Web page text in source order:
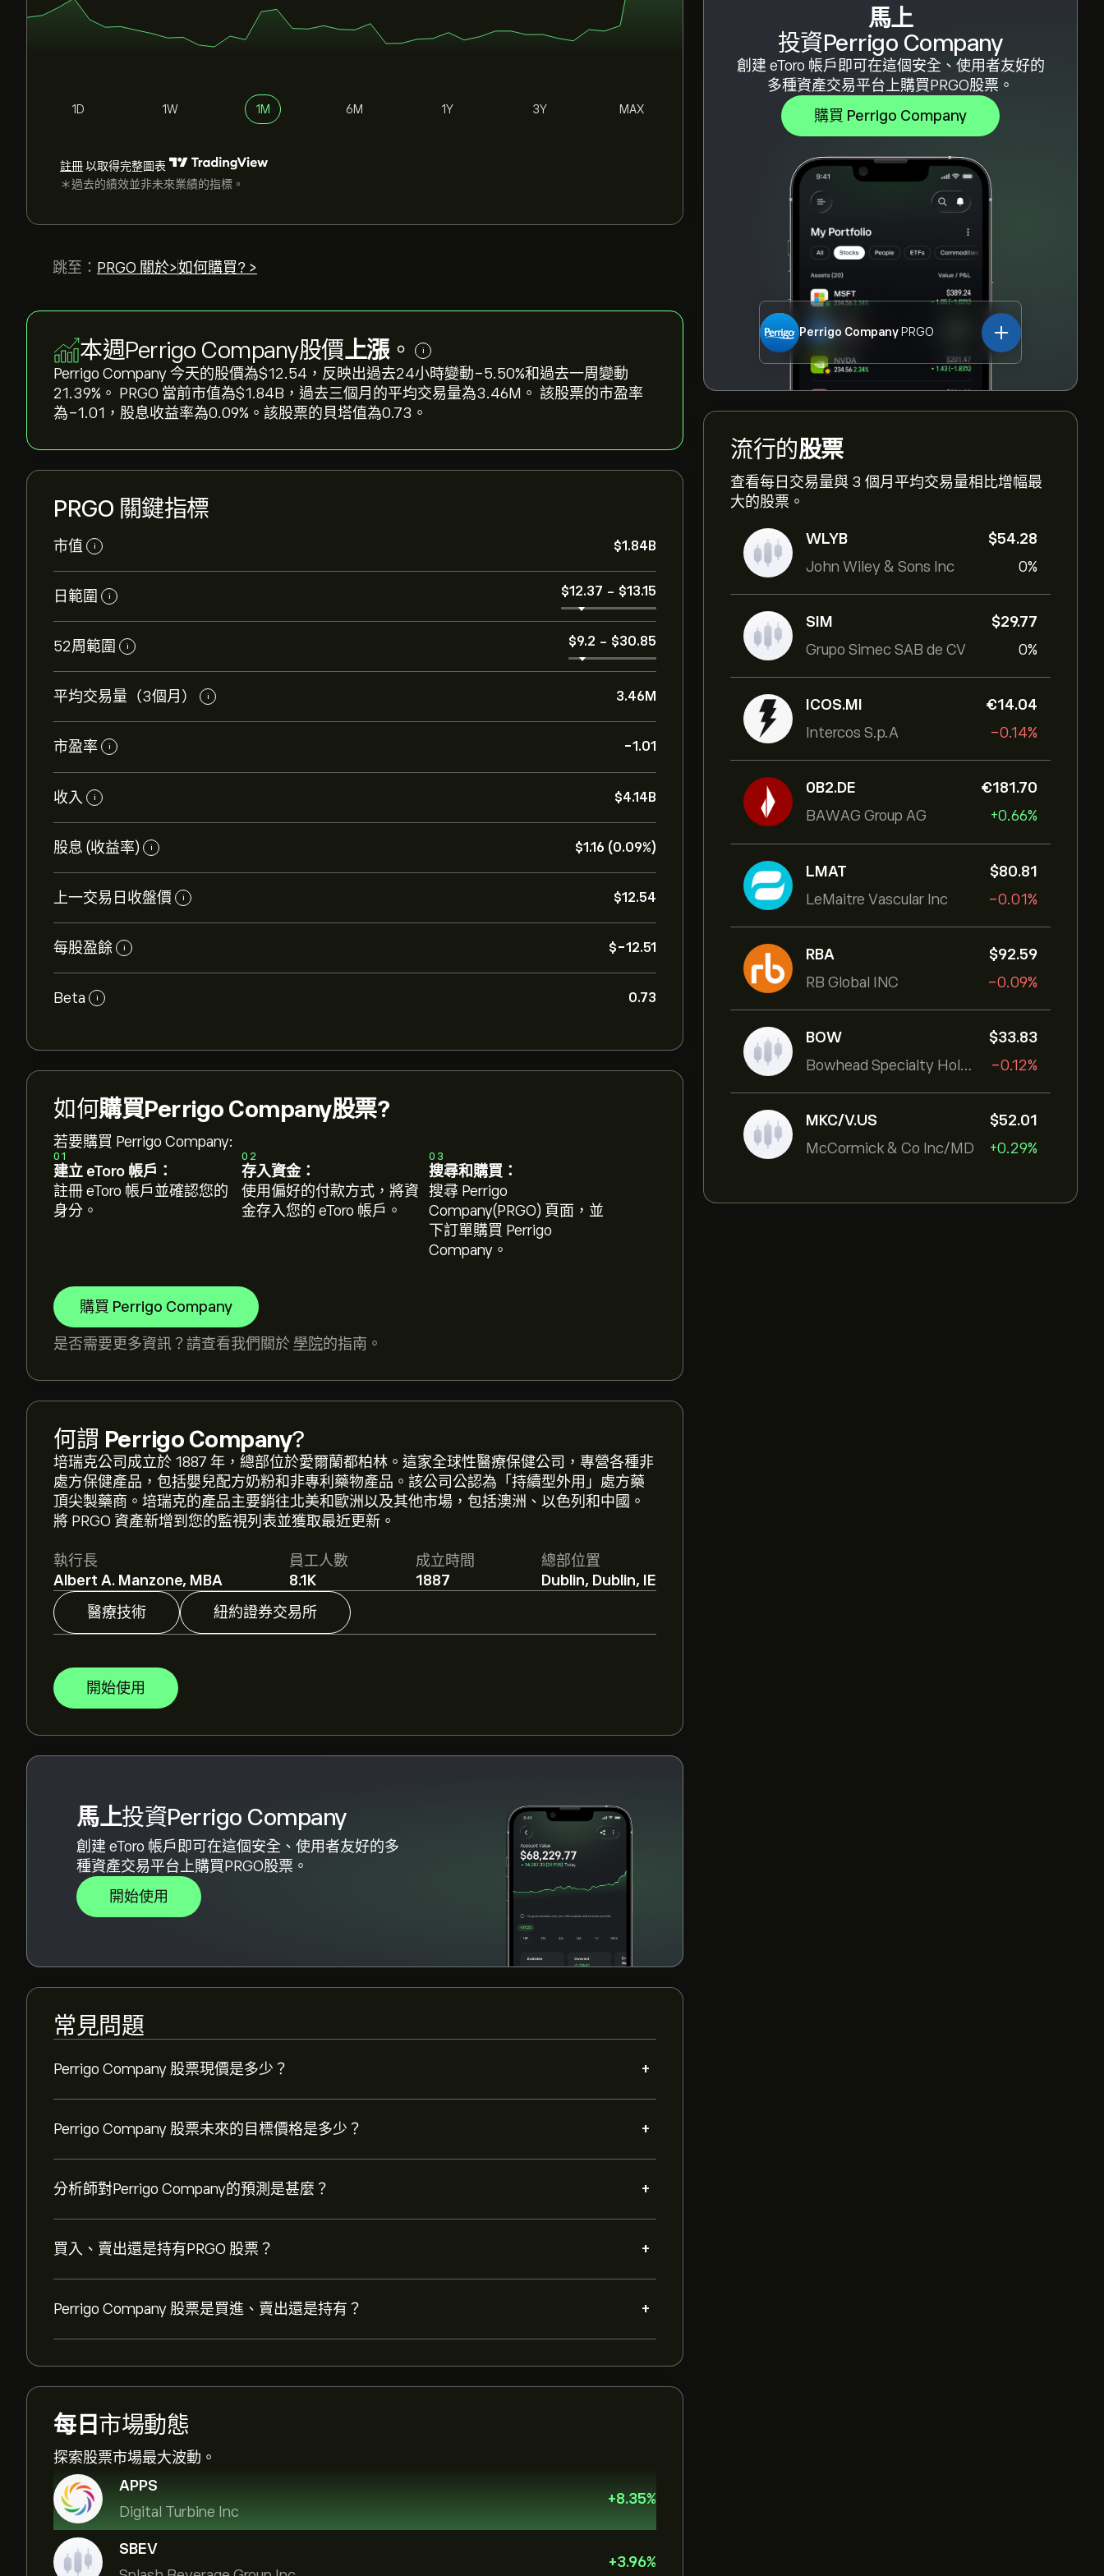
馬上
投資Perrigo Company
創建 eToro 帳戶即可在這個安全、使用者友好的
多種資產交易平台上購買PRGO股票。
購買 Perrigo Company
Perrigo Company PRGO
流行的股票
查看每日交易量與 3 個月平均交易量相比增幅最
大的股票。
WLYB
John Wiley & Sons Inc
‎$‎54.28
0%
SIM
Grupo Simec SAB de CV
‎$‎29.77
0%
ICOS.MI
Intercos S.p.A
‎€‎14.04
-0.14%
0B2.DE
BAWAG Group AG
‎€‎181.70
+0.66%
LMAT
LeMaitre Vascular Inc
‎$‎80.81
-0.01%
RBA
RB Global INC
‎$‎92.59
-0.09%
BOW
Bowhead Specialty Holdings Inc
‎$‎33.83
-0.12%
MKC/V.US
McCormick & Co Inc/MD
‎$‎52.01
+0.29%
1D 1W 1M 6M 1Y 3Y MAX
註冊以取得完整圖表
＊過去的績效並非未來業績的指標。
跳至： PRGO 關於>如何購買? >
本週Perrigo Company股價上漲。 i
Perrigo Company 今天的股價為‎$‎12.54，反映出過去24小時變動‎-5.50‎%和過去一周變動‎
21.39‎%。 PRGO 當前市值為‎$‎1.84B，過去三個月的平均交易量為3.46M。 該股票的市盈率
為-1.01，股息收益率為0.09%。該股票的貝塔值為0.73。
PRGO 關鍵指標
市值 i ‎$‎1.84B
日範圍 i ‎$‎12.37 - ‎$‎13.15
52周範圍 i ‎$‎9.2 - ‎$‎30.85
平均交易量（3個月） i 3.46M
市盈率 i -1.01
收入 i ‎$‎4.14B
股息 (收益率) i ‎$‎1.16 (0.09%)
上一交易日收盤價 i ‎$‎12.54
每股盈餘 i ‎$‎-12.51
Beta i 0.73
如何購買Perrigo Company股票?
若要購買 Perrigo Company:
01
建立 eToro 帳戶：
註冊 eToro 帳戶並確認您的
身分。
02
存入資金：
使用偏好的付款方式，將資
金存入您的 eToro 帳戶。
03
搜尋和購買：
搜尋 Perrigo
Company(PRGO) 頁面，並
下訂單購買 Perrigo
Company。
購買 Perrigo Company
是否需要更多資訊？請查看我們關於 學院的指南。
何謂 Perrigo Company?
培瑞克公司成立於 1887 年，總部位於愛爾蘭都柏林。這家全球性醫療保健公司，專營各種非
處方保健產品，包括嬰兒配方奶粉和非專利藥物產品。該公司公認為「持續型外用」處方藥
頂尖製藥商。培瑞克的產品主要銷往北美和歐洲以及其他市場，包括澳洲、以色列和中國。
將 PRGO 資產新增到您的監視列表並獲取最近更新。
執行長
Albert A. Manzone, MBA
員工人數
8.1K
成立時間
1887
總部位置
Dublin, Dublin, IE
醫療技術
紐約證券交易所
開始使用
馬上投資Perrigo Company
創建 eToro 帳戶即可在這個安全、使用者友好的多
種資產交易平台上購買PRGO股票。
開始使用
常見問題
Perrigo Company 股票現價是多少？ +
PRGO 現價為‎$‎12.54。
Perrigo Company 股票未來的目標價格是多少？ +
Perrigo Company 的平均目標價為 ‎$‎12.54。註冊eToro 以取得詳細的分析師預測及目標價
格。
分析師對Perrigo Company的預測是甚麼？ +
未來價格走勢。
買入、賣出還是持有PRGO 股票？ +
Perrigo Company 的市值是 ‎$‎1.84B 美元
Perrigo Company 股票是買進、賣出還是持有？ +
根據 2 位分析師在過去三個月對 PRGO 的建議，整體共識為 適度買入。
每日 市場動態
探索股票市場最大波動。
APPS
Digital Turbine Inc
+8.35%
SBEV
+3.96%